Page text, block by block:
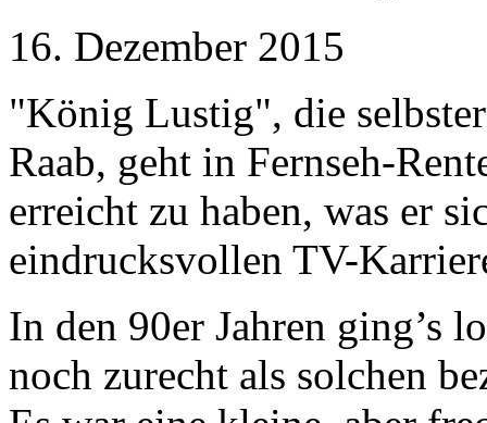
16. Dezember 2015
"König Lustig", die
Raab, geht in Fernseh-
erreicht zu haben, was er
eindrucksvollen TV-
In den 90er Jahren ging’s
noch zurecht als solchen